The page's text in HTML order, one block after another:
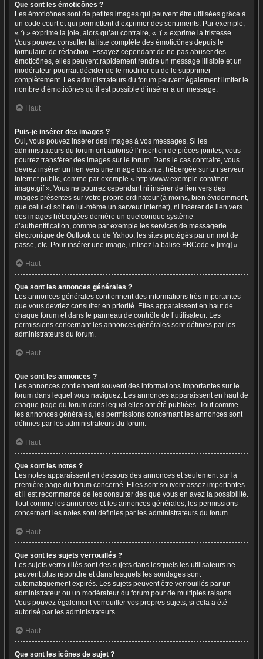
Que sont les émoticônes ?
Les émoticônes sont de petites images qui peuvent être utilisées grâce à
un code court et qui permettent d’exprimer des sentiments. Par exemple,
« :) » exprime la joie, alors qu’au contraire, « :( » exprime la tristesse.
Vous pouvez consulter la liste complète des émoticônes depuis le
formulaire de rédaction. Essayez cependant de ne pas abuser des
émoticônes, elles peuvent rapidement rendre un message illisible et un
modérateur pourrait décider de le modifier ou de le supprimer
complètement. Les administrateurs du forum peuvent également limiter le
nombre d’émoticônes qu’il est possible d’insérer à un message.
Haut
Puis-je insérer des images ?
Oui, vous pouvez insérer des images à vos messages. Si les
administrateurs du forum ont autorisé l’insertion de pièces jointes, vous
pourrez transférer des images sur le forum. Dans le cas contraire, vous
devrez insérer un lien vers une image distante, hébergée sur un serveur
internet public, comme par exemple « http://www.exemple.com/mon-
image.gif ». Vous ne pourrez cependant ni insérer de lien vers des
images présentes sur votre propre ordinateur (à moins, bien évidemment,
que celui-ci soit en lui-même un serveur internet), ni insérer de lien vers
des images hébergées derrière un quelconque système
d’authentification, comme par exemple les services de messagerie
électronique de Outlook ou de Yahoo, les sites protégés par un mot de
passe, etc. Pour insérer une image, utilisez la balise BBCode « [img] ».
Haut
Que sont les annonces générales ?
Les annonces générales contiennent des informations très importantes
que vous devriez consulter en priorité. Elles apparaissent en haut de
chaque forum et dans le panneau de contrôle de l’utilisateur. Les
permissions concernant les annonces générales sont définies par les
administrateurs du forum.
Haut
Que sont les annonces ?
Les annonces contiennent souvent des informations importantes sur le
forum dans lequel vous naviguez. Les annonces apparaissent en haut de
chaque page du forum dans lequel elles ont été publiées. Tout comme
les annonces générales, les permissions concernant les annonces sont
définies par les administrateurs du forum.
Haut
Que sont les notes ?
Les notes apparaissent en dessous des annonces et seulement sur la
première page du forum concerné. Elles sont souvent assez importantes
et il est recommandé de les consulter dès que vous en avez la possibilité.
Tout comme les annonces et les annonces générales, les permissions
concernant les notes sont définies par les administrateurs du forum.
Haut
Que sont les sujets verrouillés ?
Les sujets verrouillés sont des sujets dans lesquels les utilisateurs ne
peuvent plus répondre et dans lesquels les sondages sont
automatiquement expirés. Les sujets peuvent être verrouillés par un
administrateur ou un modérateur du forum pour de multiples raisons.
Vous pouvez également verrouiller vos propres sujets, si cela a été
autorisé par les administrateurs.
Haut
Que sont les icônes de sujet ?